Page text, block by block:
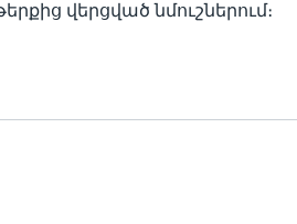
վերցված նմուշներում։